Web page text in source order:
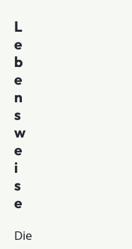
L
e
b
e
n
s
w
e
i
s
e
Die